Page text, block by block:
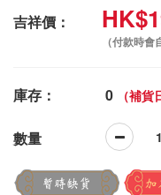
吉祥價：
（付款時
庫存： 0 （補貨
數量
暫時缺貨 加